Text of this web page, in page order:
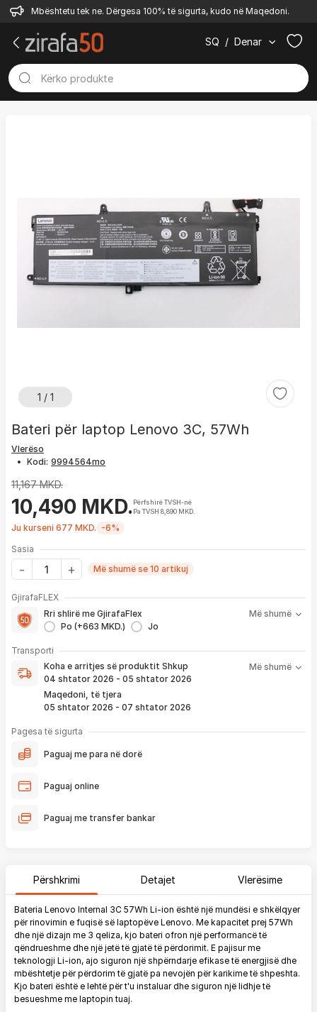
Mbështetu tek ne. Dërgesa 100% të sigurta, kudo në Maqedoni.
SQ / Denar
1 / 1
Bateri për laptop Lenovo 3C, 57Wh
Vlerëso
• Kodi:
11,167 MKD.
10,490 MKD.Përfshirë TVSH-në
Pa TVSH 8,890 MKD.
Ju kurseni 677 MKD. -6%
Sasia
Më shumë se 10 artikuj
GjirafaFLEX
Rri shlirë me GjirafaFlex
Po (+663 MKD.)
Jo
Më shumë
-Prioritet
1 viti nga blerja
- Kontakt brenda24 hpër servisim, zëvendësim apo kthim
pagesë
Transporti
Koha e arritjes së produktit Shkup
04 shtator 2026 - 05 shtator 2026
Maqedoni, të tjera
05 shtator 2026 - 07 shtator 2026
Më shumë
Koha e arritjes së produktit nënkupton periudhën prej kur
bëhet verifikimi i porosisë suaj, dhe njoftimit për verifikim
që ju e pranoni përmes email-it apo SMS-it.
Nëse porosia bëhet tani, produkti arrin sipas afatit kohor të
vendosur më lartë. Ju do të njoftoheni në vazhdimësi
përfshirë momentin kur produkti arrin në depon tonë, dhe
më lartë. Ju lusim të keni parasysh që festat ndërkombëtare ndikojnë që
liferimi të shtyhet për rreth 2 ditë.
Pagesa të sigurta
Paguaj me para në dorë
Paguaj online
Paguaj me transfer bankar
Përshkrimi Detajet Vlerësime
Bateria Lenovo Internal 3C 57Wh Li-ion është një mundësi e shkëlqyer
për rinovimin e fuqisë së laptopëve Lenovo. Me kapacitet prej 57Wh
dhe një dizajn me 3 qeliza, kjo bateri ofron një performancë të
qëndrueshme dhe një jetë të gjatë të përdorimit. E pajisur me
teknologji Li-ion, ajo siguron një shpërndarje efikase të energjisë dhe
mbështetje për përdorim të gjatë pa nevojën për karikime të shpeshta.
Kjo bateri është e lehtë për t'u instaluar dhe siguron një lidhje të
besueshme me laptopin tuaj.